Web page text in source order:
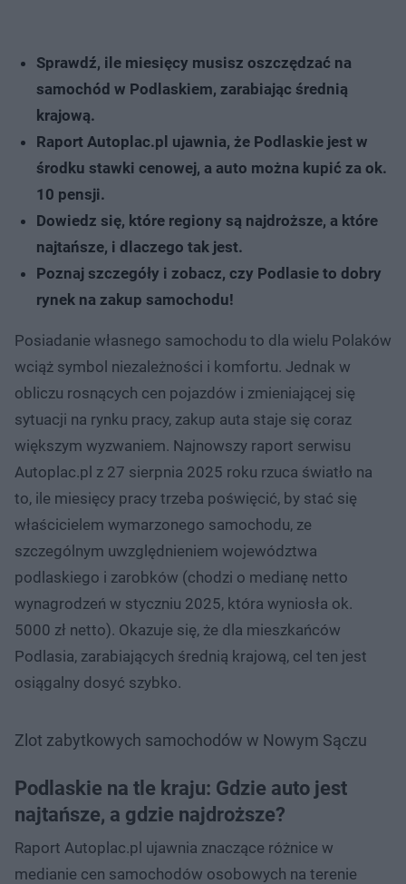
Sprawdź, ile miesięcy musisz oszczędzać na
samochód w Podlaskiem, zarabiając średnią
krajową.
Raport Autoplac.pl ujawnia, że Podlaskie jest w
środku stawki cenowej, a auto można kupić za ok.
10 pensji.
Dowiedz się, które regiony są najdroższe, a które
najtańsze, i dlaczego tak jest.
Poznaj szczegóły i zobacz, czy Podlasie to dobry
rynek na zakup samochodu!
Posiadanie własnego samochodu to dla wielu Polaków
wciąż symbol niezależności i komfortu. Jednak w
obliczu rosnących cen pojazdów i zmieniającej się
sytuacji na rynku pracy, zakup auta staje się coraz
większym wyzwaniem. Najnowszy raport serwisu
Autoplac.pl z 27 sierpnia 2025 roku rzuca światło na
to, ile miesięcy pracy trzeba poświęcić, by stać się
właścicielem wymarzonego samochodu, ze
szczególnym uwzględnieniem województwa
podlaskiego i zarobków (chodzi o medianę netto
wynagrodzeń w styczniu 2025, która wyniosła ok.
5000 zł netto). Okazuje się, że dla mieszkańców
Podlasia, zarabiających średnią krajową, cel ten jest
osiągalny dosyć szybko.
Zlot zabytkowych samochodów w Nowym Sączu
Podlaskie na tle kraju: Gdzie auto jest
najtańsze, a gdzie najdroższe?
Raport Autoplac.pl ujawnia znaczące różnice w
medianie cen samochodów osobowych na terenie